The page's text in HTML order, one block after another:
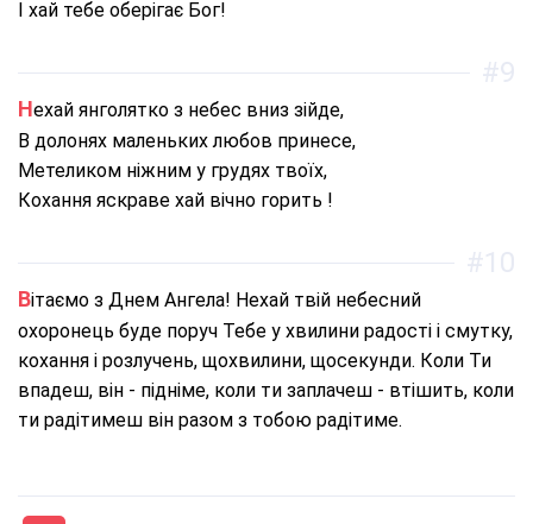
І хай тебе оберігає Бог!
Нехай янголятко з небес вниз зійде,
В долонях маленьких любов принесе,
Метеликом ніжним у грудях твоїх,
Кохання яскраве хай вічно горить !
#9
Вітаємо з Днем Ангела! Нехай твій небесний
охоронець буде поруч Тебе у хвилини радості і смутку,
кохання і розлучень, щохвилини, щосекунди. Коли Ти
впадеш, він - підніме, коли ти заплачеш - втішить, коли
ти радітимеш він разом з тобою радітиме.
#10